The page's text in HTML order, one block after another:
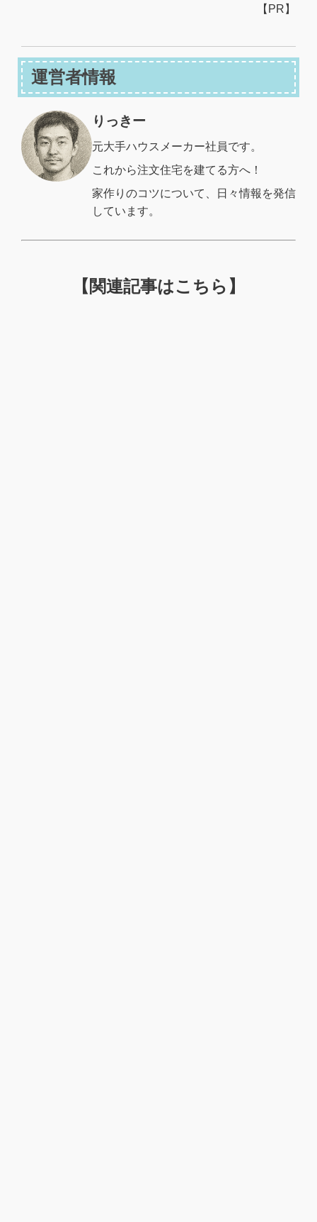
【PR】
運営者情報
りっきー
元大手ハウスメーカー社員です。
これから注文住宅を建てる方へ！
家作りのコツについて、日々情報を発信
しています。
【関連記事はこちら】